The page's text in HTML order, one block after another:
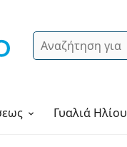
Αναζήτηση
Γυαλιά Ηλίου